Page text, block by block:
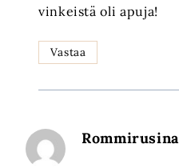
vinkeistä oli apuja!
Vastaa
Rommirusina